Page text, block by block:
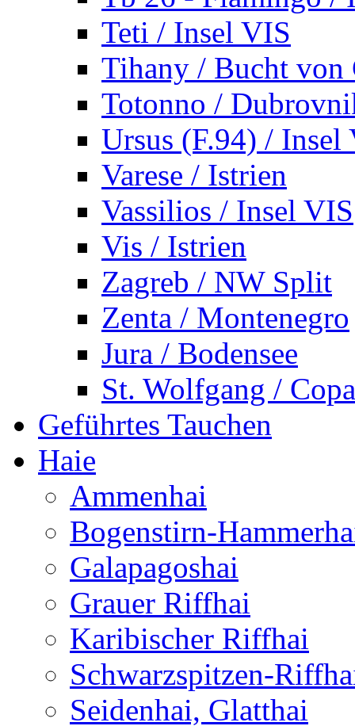
Teti / Insel VIS
Tihany / Bucht von
Totonno /
Ursus (F.94) / Insel
Varese / Istrien
Vassilios / Insel VIS
Vis / Istrien
Zagreb / NW Split
Zenta / Montenegro
Jura / Bodensee
St. Wolfgang /
Geführtes Tauchen
Haie
Ammenhai
Bogenstirn-
Galapagoshai
Grauer Riffhai
Karibischer Riffhai
Schwarzspitzen-
Seidenhai, Glatthai